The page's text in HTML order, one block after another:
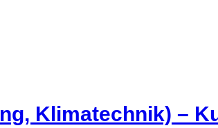
Klimatechnik) –